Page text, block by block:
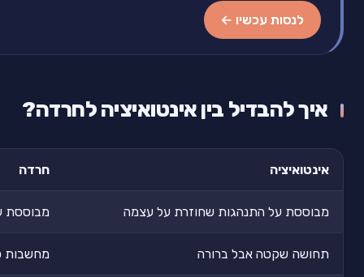
לנסות עכשיו ←
איך להבדיל בין אינטואיציה לחרדה?
אינטואיציה חרדה
מבוססת על התנהגות שחוזרת על עצמה מבוססת
תחושה שקטה אבל ברורה מחשבות